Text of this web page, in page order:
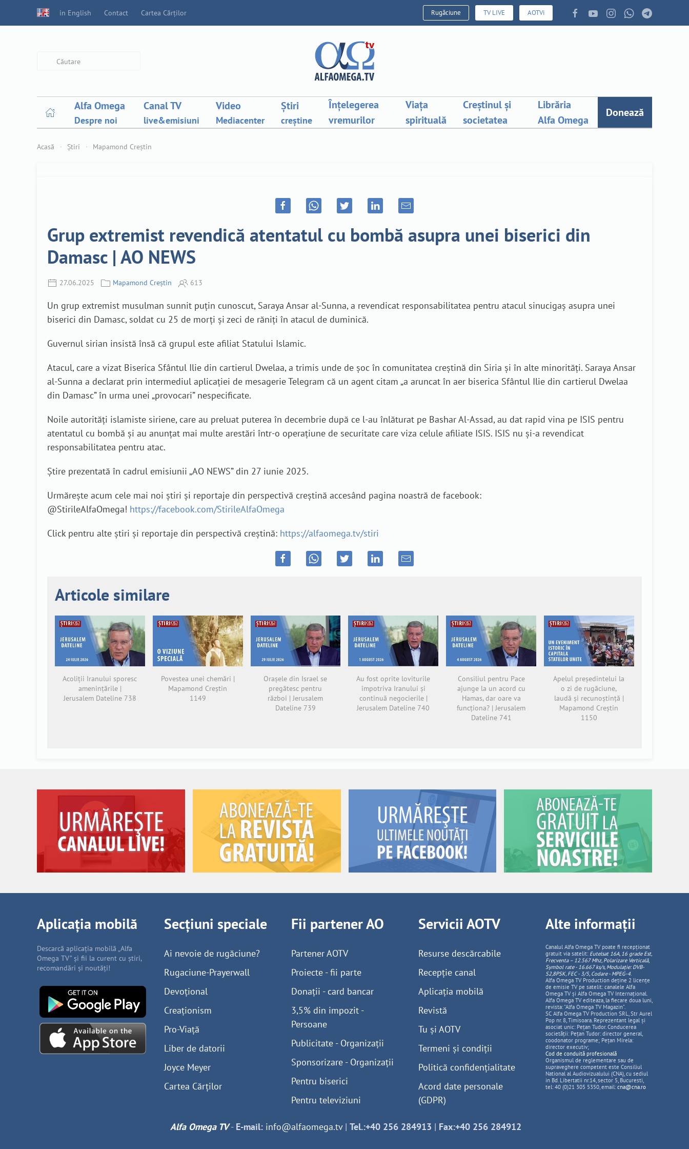
in English Contact Cartea Cărților Rugăciune TV LIVE AOTVi
Alfa Omega
Despre noi
Canal TV
live&emisiuni
Video
Mediacenter
Știri
creștine
Înțelegerea
vremurilor
Viața
spirituală
Creștinul și
societatea
Librăria
Alfa Omega
Donează
Acasă Știri Mapamond Creștin
Grup extremist revendică atentatul cu bombă asupra unei biserici din
Damasc | AO NEWS
27.06.2025 Mapamond Creștin 613
Un grup extremist musulman sunnit puțin cunoscut, Saraya Ansar al-Sunna, a revendicat responsabilitatea pentru atacul sinucigaș asupra unei
biserici din Damasc, soldat cu 25 de morți și zeci de răniți în atacul de duminică.
Guvernul sirian insistă însă că grupul este afiliat Statului Islamic.
Atacul, care a vizat Biserica Sfântul Ilie din cartierul Dwelaa, a trimis unde de șoc în comunitatea creștină din Siria și în alte minorități. Saraya Ansar
al-Sunna a declarat prin intermediul aplicației de mesagerie Telegram că un agent citam „a aruncat în aer biserica Sfântul Ilie din cartierul Dwelaa
din Damasc” în urma unei „provocari” nespecificate.
Noile autorități islamiste siriene, care au preluat puterea în decembrie după ce l-au înlăturat pe Bashar Al-Assad, au dat rapid vina pe ISIS pentru
atentatul cu bombă și au anunțat mai multe arestări într-o operațiune de securitate care viza celule afiliate ISIS. ISIS nu și-a revendicat
responsabilitatea pentru atac.
Știre prezentată în cadrul emisiunii „AO NEWS” din 27 iunie 2025.
Urmărește acum cele mai noi știri și reportaje din perspectivă creștină accesând pagina noastră de facebook:
@StirileAlfaOmega! https://facebook.com/StirileAlfaOmega
Click pentru alte știri și reportaje din perspectivă creștină: https://alfaomega.tv/stiri
Articole similare
Acoliții Iranului sporesc
amenințările |
Jerusalem Dateline 738
Povestea unei chemări |
Mapamond Creștin
1149
Orașele din Israel se
pregătesc pentru
război | Jerusalem
Dateline 739
Au fost oprite loviturile
împotriva Iranului și
continuă negocierile |
Jerusalem Dateline 740
Consiliul pentru Pace
ajunge la un acord cu
Hamas, dar oare va
funcționa? | Jerusalem
Dateline 741
Apelul președintelui la
o zi de rugăciune,
laudă și recunoștință |
Mapamond Creștin
1150
Aplicația mobilă
Descarcă aplicația mobilă „Alfa
Omega TV” și fii la curent cu știri,
recomandări și noutăți!
Secțiuni speciale
Ai nevoie de rugăciune?
Rugaciune-Prayerwall
Devoțional
Creaționism
Pro-Viață
Liber de datorii
Joyce Meyer
Cartea Cărților
Fii partener AO
Partener AOTV
Proiecte - fii parte
Donații - card bancar
3,5% din impozit -
Persoane
Publicitate - Organizații
Sponsorizare - Organizații
Pentru biserici
Pentru televiziuni
Servicii AOTV
Resurse descărcabile
Recepție canal
Aplicația mobilă
Revistă
Tu și AOTV
Termeni și condiții
Politică confidențialitate
Acord date personale
(GDPR)
Alte informații
Canalul Alfa Omega TV poate fi recepționat
gratuit via satelit: Eutelsat 16A, 16 grade Est,
Frecventa – 12.567 Mhz, PolarizareVerticală,
Symbol rate - 16.667 ks/s, Modulație: DVB-
S2,8PSK, FEC - 3/5, Codare - MPEG-4.
Alfa Omega TV Production deține 2 licențe
de emisie TV pe satelit: canalele Alfa
Omega TV și Alfa Omega TV Internațional.
Alfa Omega TV editeaza, la fiecare doua luni,
revista: "Alfa Omega TV Magazin".
SC Alfa Omega TV Production SRL, Str Aurel
Pop nr. 8, Timisoara. Reprezentant legal și
asociat unic: Pețan Tudor. Conducerea
societății: Pețan Tudor: director general,
coodonator programe; Pețan Mirela:
director executiv;
Cod de conduită profesională
Organismul de reglementare sau de
supraveghere competent este Consiliul
National al Audiovizualului (CNA), cu sediul
in Bd. Libertatii nr.14, sector 5, Bucuresti,
tel: 40 (0)21 305 5350, email: cna@cna.ro
Alfa Omega TV- E-mail: info@alfaomega.tv| Tel.:+40 256 284913 | Fax:+40 256 284912